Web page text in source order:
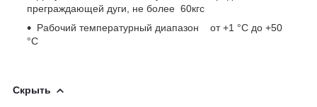
преграждающей дуги, не более 60кгс
Рабочий температурный диапазон от +1 °C до +50
°C
Скрыть